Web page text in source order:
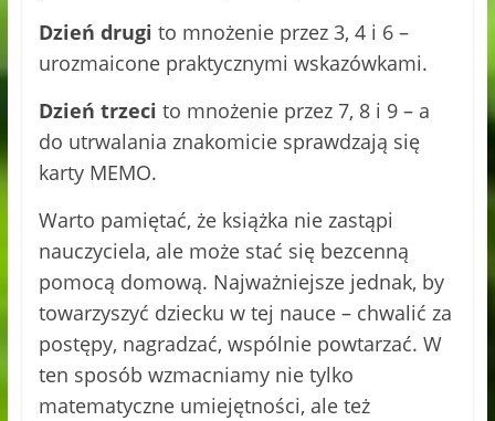
Dzień drugi to mnożenie przez 3, 4 i 6 –
urozmaicone praktycznymi wskazówkami.
Dzień trzeci to mnożenie przez 7, 8 i 9 – a
do utrwalania znakomicie sprawdzają się
karty MEMO.
Warto pamiętać, że książka nie zastąpi
nauczyciela, ale może stać się bezcenną
pomocą domową. Najważniejsze jednak, by
towarzyszyć dziecku w tej nauce – chwalić za
postępy, nagradzać, wspólnie powtarzać. W
ten sposób wzmacniamy nie tylko
matematyczne umiejętności, ale też